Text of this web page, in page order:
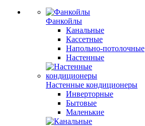
Фанкойлы
Канальные
Кассетные
Напольно-потолочные
Настенные
Настенные кондиционеры
Инверторные
Бытовые
Маленькие